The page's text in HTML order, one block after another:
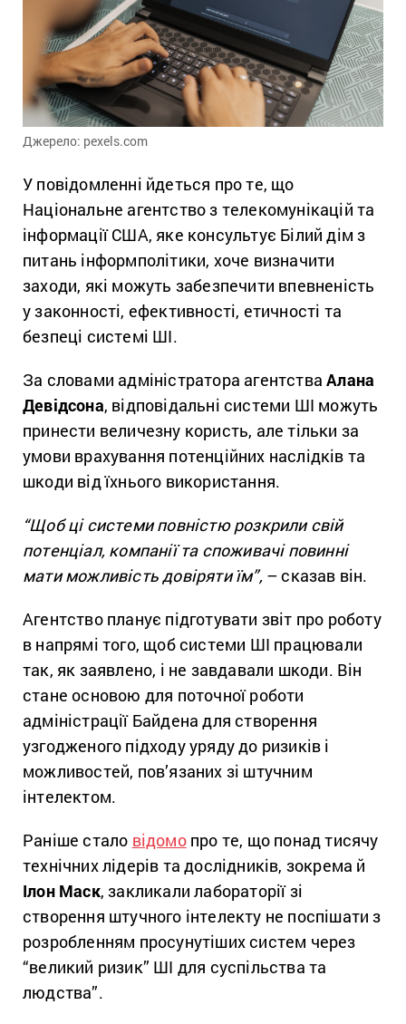
Джерело: pexels.com
У повідомленні йдеться про те, що
Національне агентство з телекомунікацій та
інформації США, яке консультує Білий дім з
питань інформполітики, хоче визначити
заходи, які можуть забезпечити впевненість
у законності, ефективності, етичності та
безпеці системі ШІ.
За словами адміністратора агентстваАлана
Девідсона, відповідальні системи ШІ можуть
принести величезну користь, але тільки за
умови врахування потенційних наслідків та
шкоди від їхнього використання.
“Щоб ці системи повністю розкрили свій
потенціал, компанії та споживачі повинні
мати можливість довіряти їм”,– сказав він.
Агентство планує підготувати звіт про роботу
в напрямі того, щоб системи ШІ працювали
так, як заявлено, і не завдавали шкоди. Він
стане основою для поточної роботи
адміністрації Байдена для створення
узгодженого підходу уряду до ризиків і
можливостей, пов’язаних зі штучним
інтелектом.
Раніше стало відомопро те, що понад тисячу
технічних лідерів та дослідників, зокрема й
Ілон Маск, закликали лабораторії зі
створення штучного інтелекту не поспішати з
розробленням просунутіших систем через
“великий ризик” ШІ для суспільства та
людства”.